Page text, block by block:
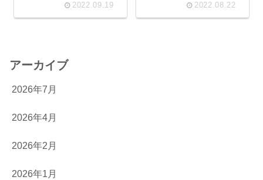
2022.09.19
2022.08.22
アーカイブ
2026年7月
2026年4月
2026年2月
2026年1月